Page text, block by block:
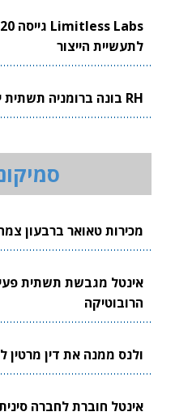
לתעשיית הייצור
RH בונה ברומניה תשתית ייצור ביטחוני ישראלית
מכירות טאואר ברבעון צמחו
אינטל מגבשת תשתית
הרובוטיקה
ולנס ממנה את דין
אינטל חוברת לחברה